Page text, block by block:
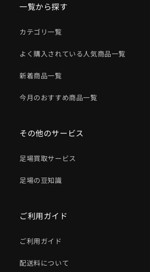
一覧から探す
カテゴリ一覧
よく購入されている人気商品一覧
新着商品一覧
今月のおすすめ商品一覧
その他のサービス
足場買取サービス
足場の豆知識
ご利用ガイド
ご利用ガイド
配送料について